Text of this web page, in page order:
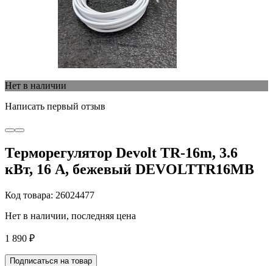
Нет в наличии
Написать первый отзыв
Терморегулятор Devolt TR-16m, 3.6
кВт, 16 А, бежевый DEVOLTTR16MB
Код товара: 26024477
Нет в наличии, последняя цена
1 890 ₽
Подписаться на товар